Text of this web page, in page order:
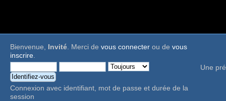
Bienvenue, Invité. Merci de vous connecter ou de vous
inscrire.
Connexion avec identifiant, mot de passe et durée de la
session
Une